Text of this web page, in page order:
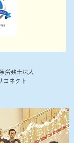
労務士法人
コネクト